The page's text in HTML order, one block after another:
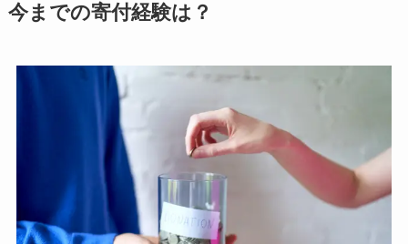
今までの寄付経験は？